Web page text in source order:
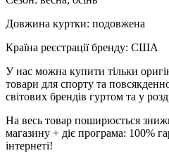
Довжина куртки: подовжена
Країна реєстрації бренду: США
У нас можна купити тільки
товари для спорту та
світових брендів гуртом та у
На весь товар поширюється
магазину + діє програма: 100%
інтернеті!